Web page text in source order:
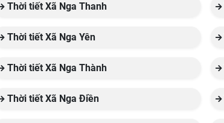
Thời tiết Xã Nga Thanh
Thời tiết Xã Nga Yên
Thời tiết Xã Nga Thành
Thời tiết Xã Nga Điền